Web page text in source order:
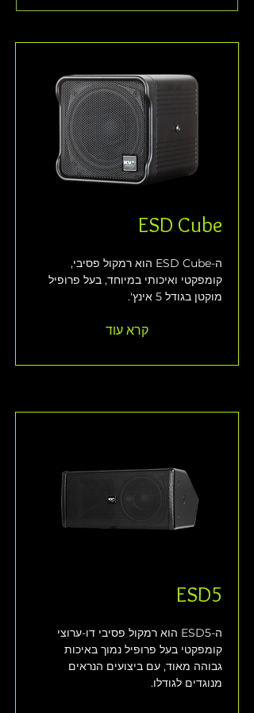
ESD Cube
ה-ESD Cube הוא רמקול פסיבי,
קומפקטי ואיכותי במיוחד, בעל פרופיל
מוקטן בגודל 5 אינץ'.
קרא עוד
ESD5
ה-ESD5 הוא רמקול פסיבי דו-ערוצי
קומפקטי בעל פרופיל נמוך באיכות
גבוהה מאוד, עם ביצועים הנראים
מנוגדים לגודלו.